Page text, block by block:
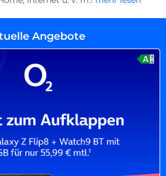
Angebote